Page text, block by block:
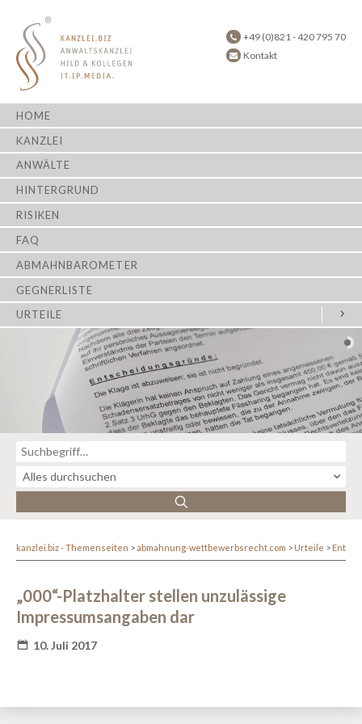
+49 (0)821 - 420 795 70
Kontakt
HOME
KANZLEI
ANWÄLTE
HINTERGRUND
RISIKEN
FAQ
ABMAHNBAROMETER
GEGNERLISTE
URTEILE
kanzlei.biz - Themenseiten abmahnung-wettbewerbsrecht.com Urteile
„000“-Platzhalter stellen unzulässige
Impressumsangaben dar
10. Juli 2017